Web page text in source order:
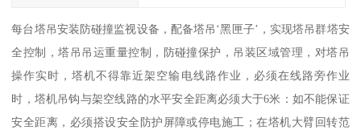
每台塔吊安装防碰撞监视设备，配备塔吊‘黑匣子’，实现塔吊群塔安
全控制，塔吊吊运重量控制，防碰撞保护，吊装区域管理，对塔吊
操作实时，塔机不得靠近架空输电线路作业，必须在线路旁作业
时，塔机吊钩与架空线路的水平安全距离必须大于6米：如不能保证
安全距离，必须搭设安全防护屏障或停电施工；在塔机大臂回转范